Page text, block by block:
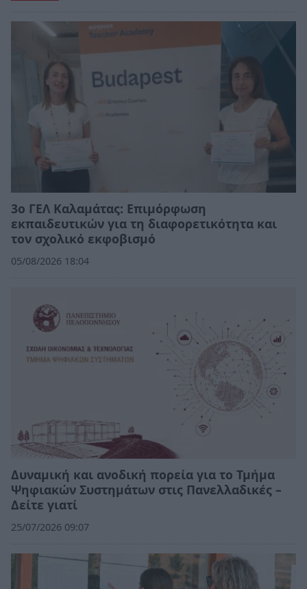
3ο ΓΕΛ Καλαμάτας: Επιμόρφωση
εκπαιδευτικών για τη διαφορετικότητα και
τον σχολικό εκφοβισμό
05/08/2026 18:04
Δυναμική και ανοδική πορεία για το Τμήμα
Ψηφιακών Συστημάτων στις Πανελλαδικές –
Δείτε γιατί
25/07/2026 09:07